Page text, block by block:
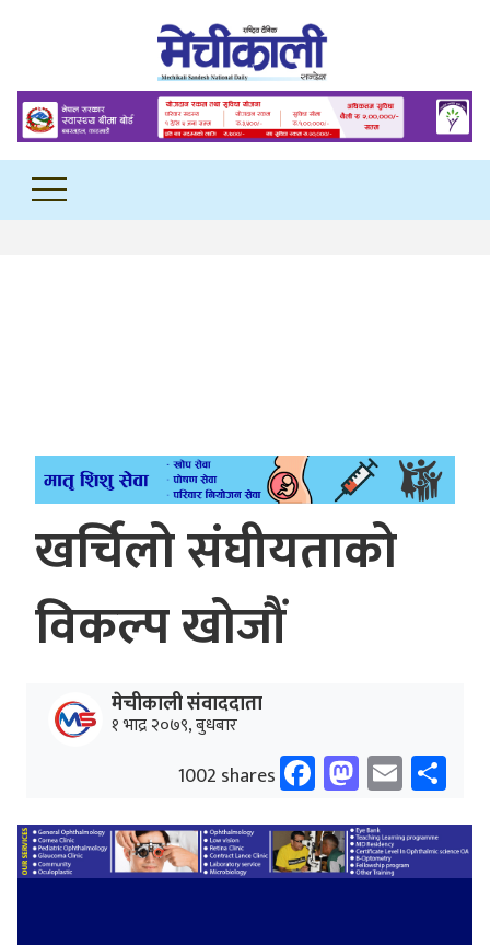
खर्चिलो संघीयताको
विकल्प खोजौं
मेचीकाली संवाददाता
१ भाद्र २०७९, बुधबार
1002 shares Facebook
Email